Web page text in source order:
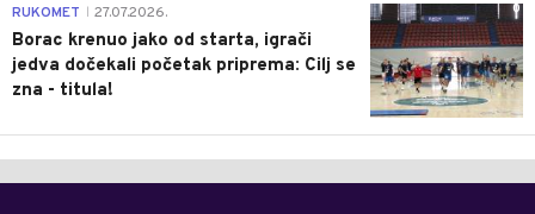
0
RUKOMET 27.07.2026.
Borac krenuo jako od starta, igrači
jedva dočekali početak priprema: Cilj se
zna - titula!